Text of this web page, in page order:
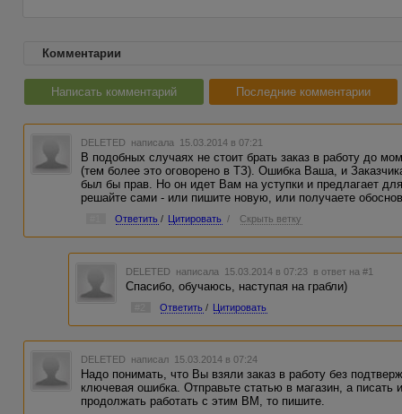
Комментарии
Написать комментарий Последние комментарии
DELETED написала 15.03.2014 в 07:21
В подобных случаях не стоит брать заказ в работу до
(тем более это оговорено в ТЗ). Ошибка Ваша, и
был бы прав. Но он идет Вам на уступки и предлагает
решайте сами - или пишите новую, или получаете
Ответить / Цитировать / Скрыть ветку
DELETED написала 15.03.2014 в 07:23 в ответ на #1
Спасибо, обучаюсь, наступая на грабли)
Ответить / Цитировать
DELETED написал 15.03.2014 в 07:24
Надо понимать, что Вы взяли заказ в работу без
ключевая ошибка. Отправьте статью в магазин, а писать
продолжать работать с этим ВМ, то пишите.